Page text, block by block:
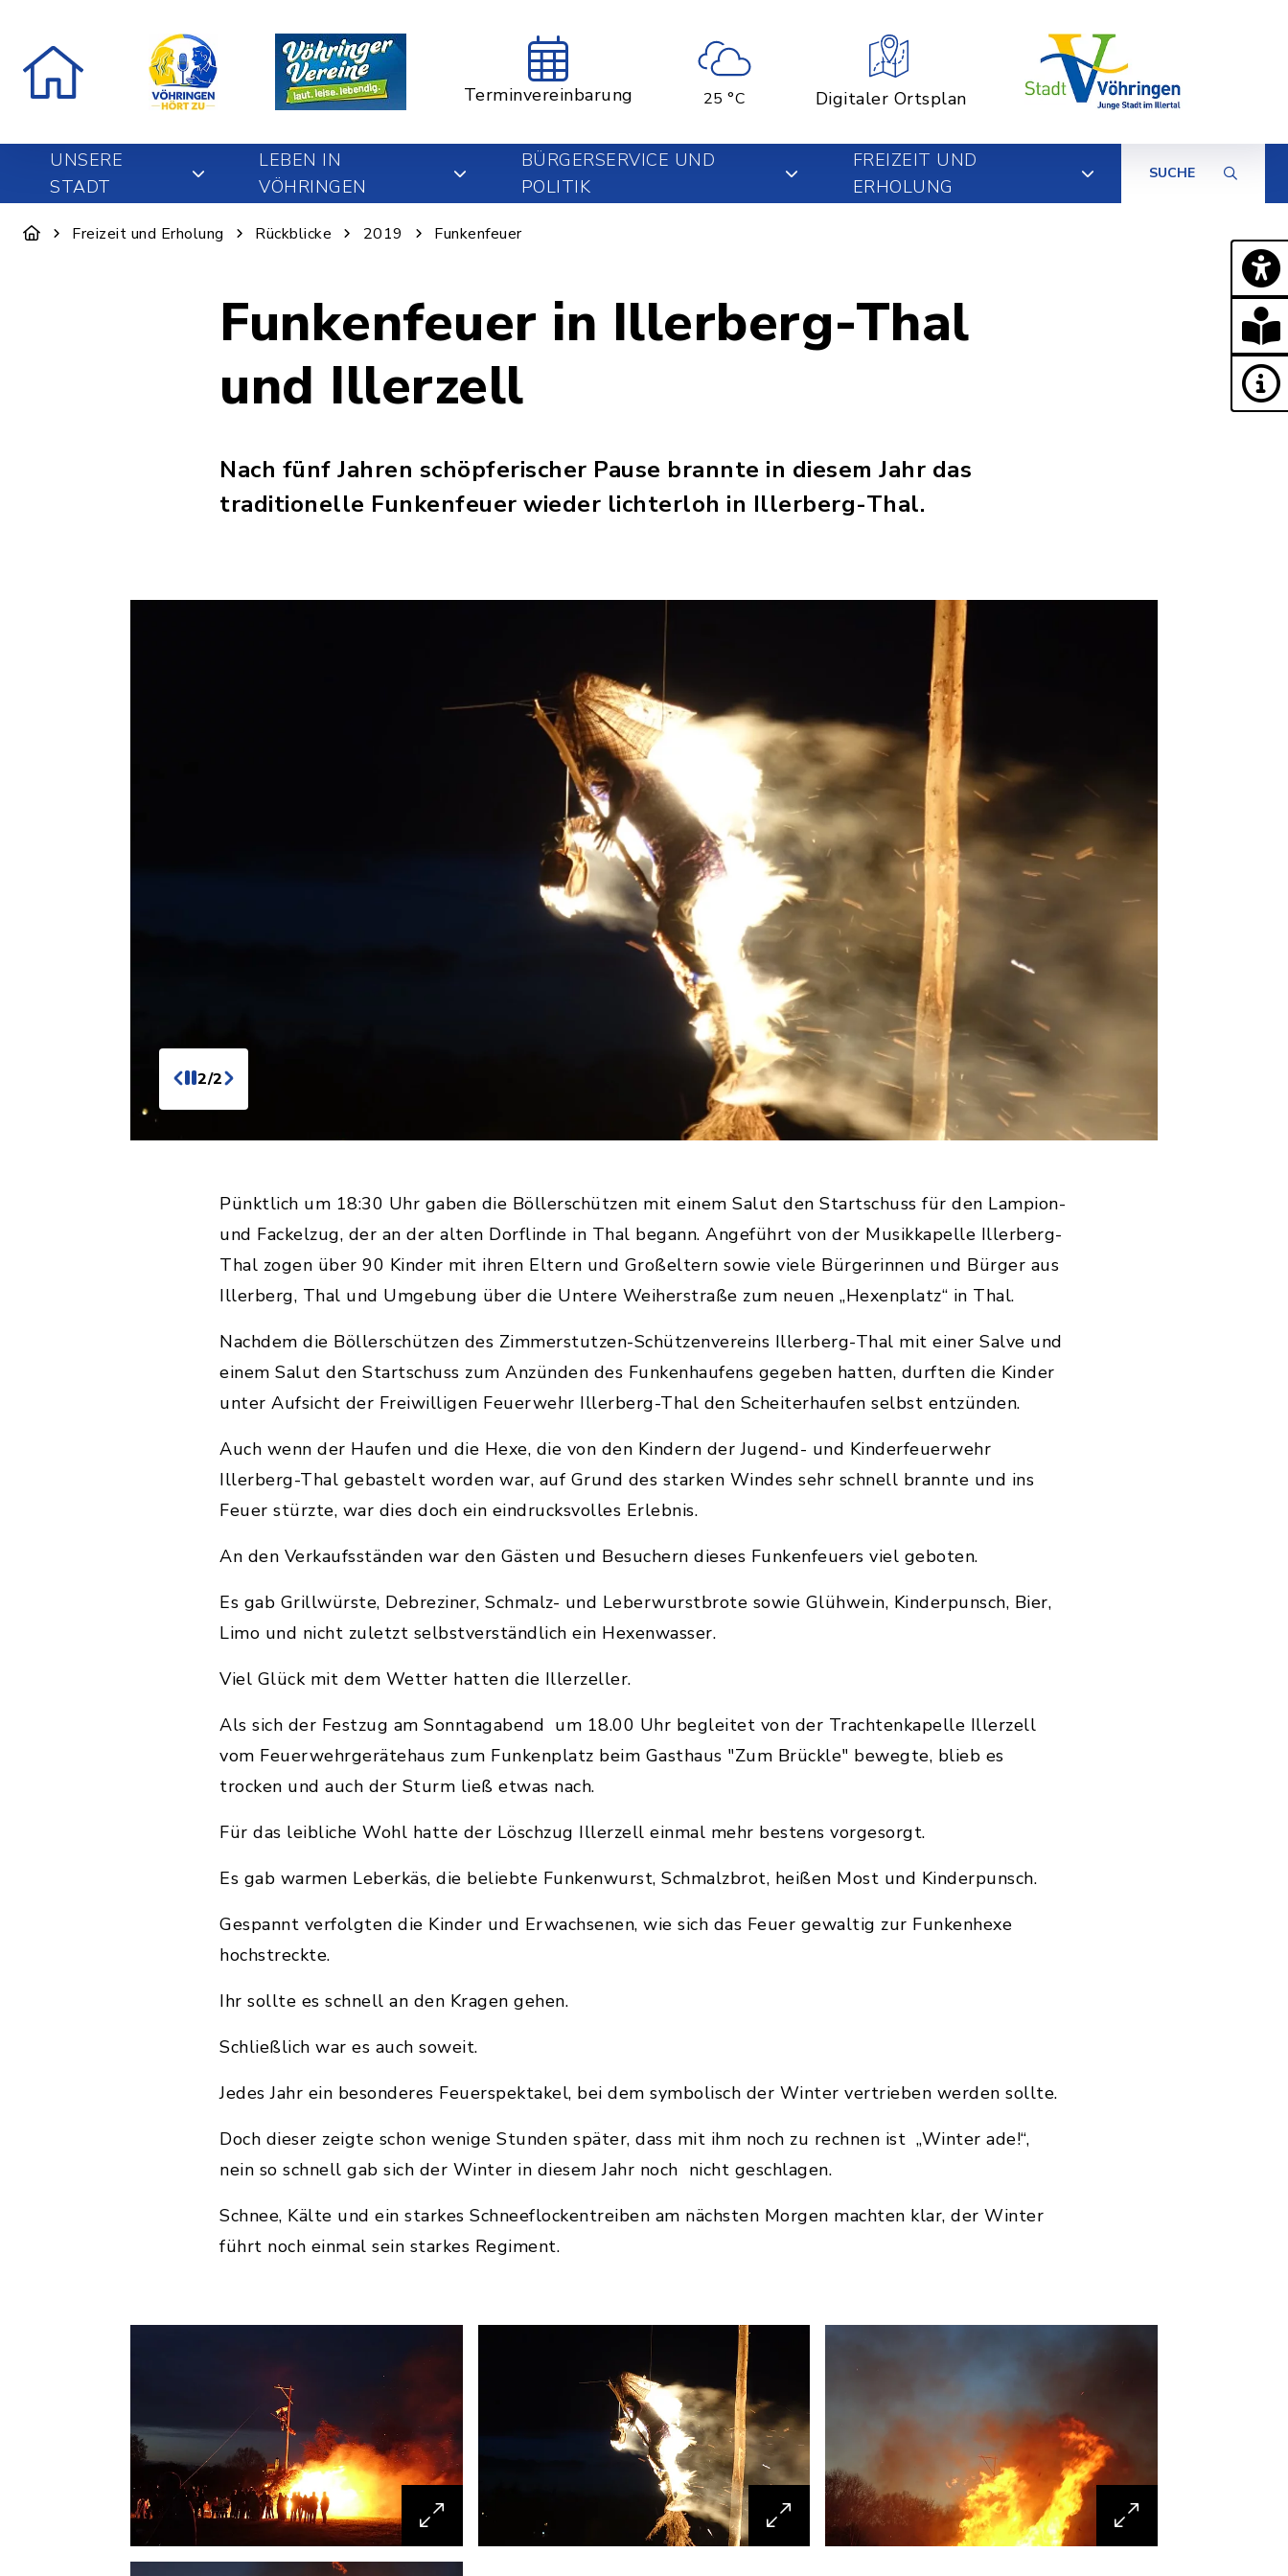
Terminvereinbarung 25 °C Digitaler Ortsplan
UNSERE
STADT
LEBEN IN
VÖHRINGEN
BÜRGERSERVICE UND
POLITIK
FREIZEIT UND
ERHOLUNG
SUCHE
Freizeit und Erholung Rückblicke 2019 Funkenfeuer
Funkenfeuer in Illerberg-Thal
und Illerzell
Nach fünf Jahren schöpferischer Pause brannte in diesem Jahr das
traditionelle Funkenfeuer wieder lichterloh in Illerberg-Thal.
2/2
Pünktlich um 18:30 Uhr gaben die Böllerschützen mit einem Salut den Startschuss für den Lampion-
und Fackelzug, der an der alten Dorflinde in Thal begann. Angeführt von der Musikkapelle Illerberg-
Thal zogen über 90 Kinder mit ihren Eltern und Großeltern sowie viele Bürgerinnen und Bürger aus
Illerberg, Thal und Umgebung über die Untere Weiherstraße zum neuen „Hexenplatz“ in Thal.
Nachdem die Böllerschützen des Zimmerstutzen-Schützenvereins Illerberg-Thal mit einer Salve und
einem Salut den Startschuss zum Anzünden des Funkenhaufens gegeben hatten, durften die Kinder
unter Aufsicht der Freiwilligen Feuerwehr Illerberg-Thal den Scheiterhaufen selbst entzünden.
Auch wenn der Haufen und die Hexe, die von den Kindern der Jugend- und Kinderfeuerwehr
Illerberg-Thal gebastelt worden war, auf Grund des starken Windes sehr schnell brannte und ins
Feuer stürzte, war dies doch ein eindrucksvolles Erlebnis.
An den Verkaufsständen war den Gästen und Besuchern dieses Funkenfeuers viel geboten.
Es gab Grillwürste, Debreziner, Schmalz- und Leberwurstbrote sowie Glühwein, Kinderpunsch, Bier,
Limo und nicht zuletzt selbstverständlich ein Hexenwasser.
Viel Glück mit dem Wetter hatten die Illerzeller.
Als sich der Festzug am Sonntagabend um 18.00 Uhr begleitet von der Trachtenkapelle Illerzell
vom Feuerwehrgerätehaus zum Funkenplatz beim Gasthaus "Zum Brückle" bewegte, blieb es
trocken und auch der Sturm ließ etwas nach.
Für das leibliche Wohl hatte der Löschzug Illerzell einmal mehr bestens vorgesorgt.
Es gab warmen Leberkäs, die beliebte Funkenwurst, Schmalzbrot, heißen Most und Kinderpunsch.
Gespannt verfolgten die Kinder und Erwachsenen, wie sich das Feuer gewaltig zur Funkenhexe
hochstreckte.
Ihr sollte es schnell an den Kragen gehen.
Schließlich war es auch soweit.
Jedes Jahr ein besonderes Feuerspektakel, bei dem symbolisch der Winter vertrieben werden sollte.
Doch dieser zeigte schon wenige Stunden später, dass mit ihm noch zu rechnen ist „Winter ade!“,
nein so schnell gab sich der Winter in diesem Jahr noch nicht geschlagen.
Schnee, Kälte und ein starkes Schneeflockentreiben am nächsten Morgen machten klar, der Winter
führt noch einmal sein starkes Regiment.